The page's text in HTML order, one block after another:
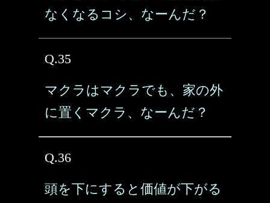
なくなるコシ、なーんだ？
Q.35
マクラはマクラでも、家の外
に置くマクラ、なーんだ？
Q.36
頭を下にすると価値が下がる